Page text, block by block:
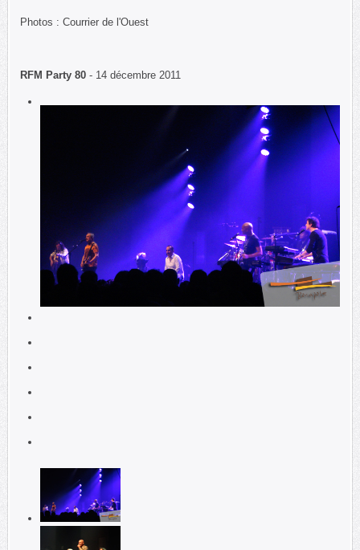
Photos : Courrier de l'Ouest
RFM Party 80 - 14 décembre 2011